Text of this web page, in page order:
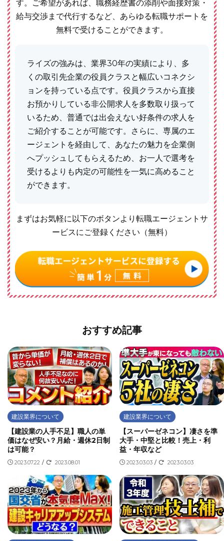
す。ご希望があれば、職務経歴書の添削や面接対策・
給与交渉まで代行するなど、あらゆる転職サポートを
無料で受けることができます。
ライズの強みは、業界30年の実績により、多
くの取引先企業の役員クラスと幅広いコネクシ
ョンを持っている点です。役員クラスから直接
お預かりしている非公開求人を多数取り扱って
いるため、普通では出会えない好条件の求人を
ご紹介することが可能です。さらに、専属のエ
ージェントを経由して、あなたの魅力を企業側
へプッシュしてもらえるため、お一人で選考を
受けるよりも内定の可能性を一気に高めること
ができます。
まずはお気軽に以下のボタンより転職エージェントサ
ービスにご登録ください（無料）
おすすめ記事
建設業界について
【建設業の人手不足】職人の単
価はなぜ安い？月給・週休2日制
は可能？
2023.07.22 / 2023.08.01
建設業界について
【スーパーゼネコン】凄さを準
大手・中堅と比較！売上・利
益・年収など
2023.03.03 / 2023.03.03